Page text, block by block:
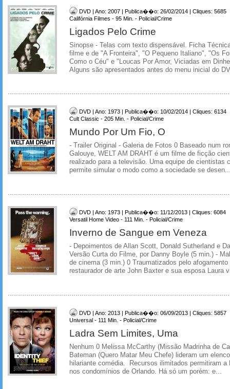
DVD | Ano: 2007 | Publica��o: 26/02/2014 | Cliques: 5685
Califórnia Filmes - 95 Min. - Policial/Crime
Ligados Pelo Crime
Sinopse - Telas com texto dispensável. Ficha
filme e de "A Fronteira", "O Pequeno Italiano", "Os
Como o Céu" e "Loucas Por Amor, Viciadas em
Alguns são apresentados antes do menu inicial do
DVD | Ano: 1973 | Publica��o: 10/02/2014 | Cliques: 6134
Cult Classic - 205 Min. - Policial/Crime
Mundo Por Um Fio, O
- Trailer Original - Galeria de Fotos 0 Baseado num
Galouye, WELT AM DRAHT é um filme de ficção
realizado para a televisão. Uma equipe de cientistas
permite simular o modo como a sociedade se
DVD | Ano: 1973 | Publica��o: 11/12/2013 | Cliques: 6084
Versatil Home Video - 111 Min. - Policial/Crime
Inverno de Sangue em Veneza
- Depoimentos de Allan Scott, Donald Sutherland e
Versão Curta do Filme, por Danny Boyle (5 min.) -
de cinema (3 min.) 0 Traumatizados pelo
restaurador de arte John Baxter e sua esposa Laura
DVD | Ano: 2013 | Publica��o: 06/09/2013 | Cliques: 5857
Universal - 111 Min. - Policial/Crime
Ladra Sem Limites, Uma
Nenhum 0 Melissa McCarthy (Missão Madrinha de
Bateman (Quero Matar Meu Chefe) lideram um
hilariante comédia. Recursos ilimitados permitiram a
nos condomínios de Orlando. Há só um porém: e...